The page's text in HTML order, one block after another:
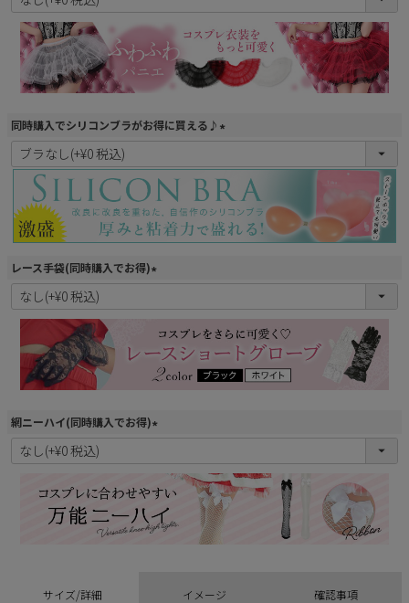
須
)
同時購入でシリコンブラがお得に買える♪
(
須
)
レース手袋(同時購入でお得)
(
網ニーハイ(同時購入でお得)
(
)
サイズ/詳細 イメージ 確認事項